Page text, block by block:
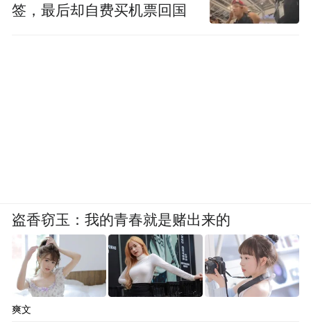
签，最后却自费买机票回国
盗香窃玉：我的青春就是赌出来的
爽文